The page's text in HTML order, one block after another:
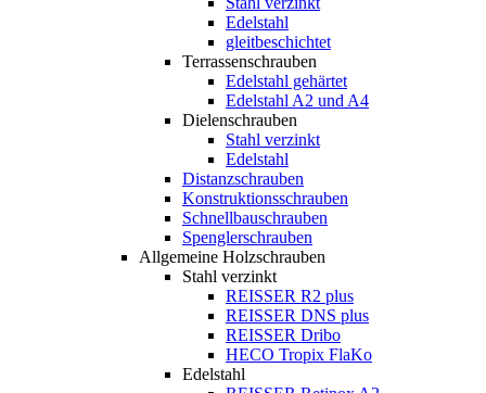
Edelstahl
gleitbeschichtet
Terrassenschrauben
Edelstahl gehärtet
Edelstahl A2 und A4
Dielenschrauben
Stahl verzinkt
Edelstahl
Distanzschrauben
Konstruktionsschrauben
Schnellbauschrauben
Spenglerschrauben
Allgemeine Holzschrauben
Stahl verzinkt
REISSER R2 plus
REISSER DNS plus
REISSER Dribo
HECO Tropix FlaKo
Edelstahl